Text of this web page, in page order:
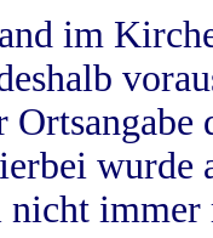
im
wurde
nicht